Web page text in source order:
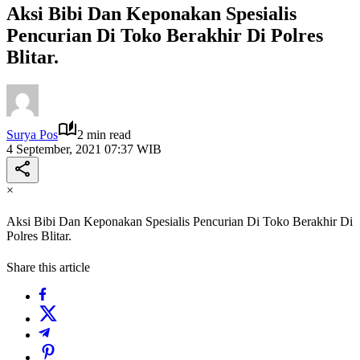
Aksi Bibi Dan Keponakan Spesialis
Pencurian Di Toko Berakhir Di Polres
Blitar.
Surya Pos
2 min read
4 September, 2021 07:37 WIB
×
Aksi Bibi Dan Keponakan Spesialis Pencurian Di Toko Berakhir Di
Polres Blitar.
Share this article